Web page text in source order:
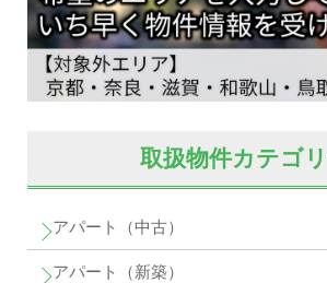
取扱物件カテゴ
アパート（中古）
アパート（新築）